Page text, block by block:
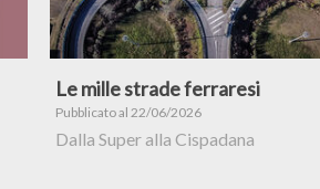
Le mille strade ferraresi
Pubblicato al 22/06/2026
Dalla Super alla Cispadana